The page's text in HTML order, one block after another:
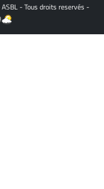
- Tous droits reservés -